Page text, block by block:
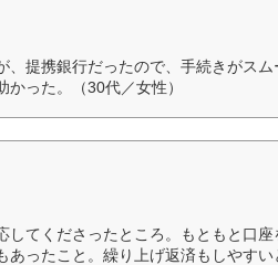
、提携銀行だったので、手続きがス
った。（30代／女性）
してくださったところ。もともと口
あったこと。繰り上げ返済もしやすい